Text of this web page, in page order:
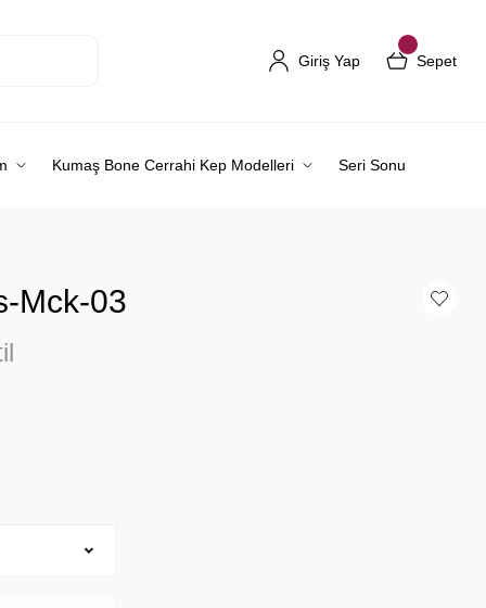
Giriş Yap Sepet
Kumaş Bone Cerrahi Kep Modelleri Seri Sonu
Mck-03